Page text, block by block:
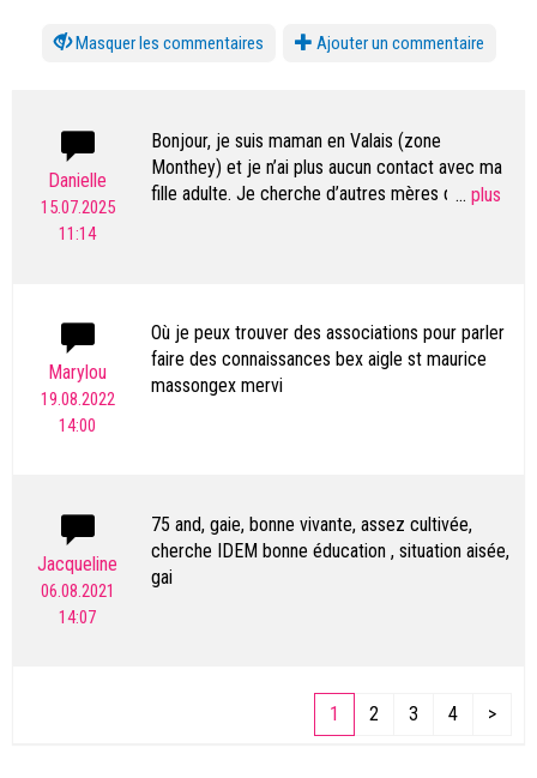
les commentaires Ajouter un commentaire
Danielle
15.07.2025
11:14
Bonjour, je suis maman en Valais (zone
Monthey) et je n’ai plus aucun contact avec ma
fille adulte. Je cherche d’autres mères qui vivent
...
Marylou
19.08.2022
14:00
Où je peux trouver des associations pour parler
faire des connaissances bex aigle st maurice
massongex mervi
Jacqueline
06.08.2021
14:07
75 and, gaie, bonne vivante, assez cultivée,
cherche IDEM bonne éducation , situation aisée,
gai
1 2 3 4 >